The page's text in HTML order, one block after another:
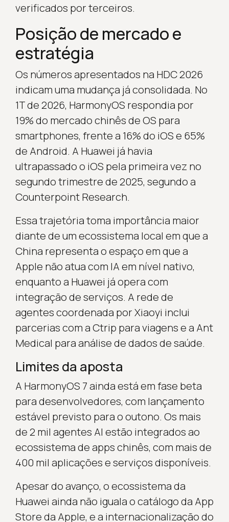
verificados por terceiros.
Posição de mercado e
estratégia
Os números apresentados na HDC 2026
indicam uma mudança já consolidada. No
1T de 2026, HarmonyOS respondia por
19% do mercado chinês de OS para
smartphones, frente a 16% do iOS e 65%
de Android. A Huawei já havia
ultrapassado o iOS pela primeira vez no
segundo trimestre de 2025, segundo a
Counterpoint Research.
Essa trajetória toma importância maior
diante de um ecossistema local em que a
China representa o espaço em que a
Apple não atua com IA em nível nativo,
enquanto a Huawei já opera com
integração de serviços. A rede de
agentes coordenada por Xiaoyi inclui
parcerias com a Ctrip para viagens e a Ant
Medical para análise de dados de saúde.
Limites da aposta
A HarmonyOS 7 ainda está em fase beta
para desenvolvedores, com lançamento
estável previsto para o outono. Os mais
de 2 mil agentes AI estão integrados ao
ecossistema de apps chinês, com mais de
400 mil aplicações e serviços disponíveis.
Apesar do avanço, o ecossistema da
Huawei ainda não iguala o catálogo da App
Store da Apple, e a internacionalização do